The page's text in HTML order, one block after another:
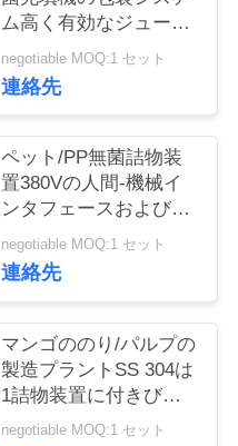
ム高く有効なジュース
の包装ライン
negotiable MOQ:1 セット
連絡先
ペット/PP無菌詰物装
置380Vの人間-機械イ
ンタフェースおよび
PLC制御
negotiable MOQ:1 セット
連絡先
マンゴののり/パルプの
製造プラントSS 304は
1詰物装置に付きびん3
をかわいがります
negotiable MOQ:1 セット